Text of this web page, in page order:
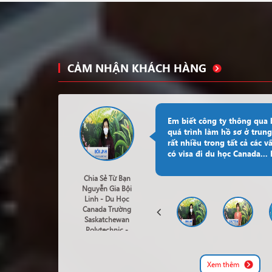
CẢM NHẬN KHÁCH HÀNG
Chia Sẻ Từ Bạn
Nguyễn Gia Bội
Linh - Du Học
Canada Trường
Saskatchewan
Polytechnic -
Em biết công ty thông qua
quá trình làm hồ sơ ở
rất nhiều trong tất cả các
có visa đi du học Canada...
Xem thêm